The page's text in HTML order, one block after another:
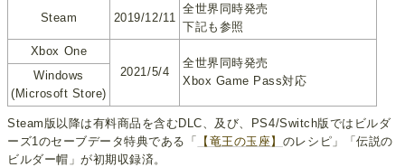
Steam 2019/12/11
全世界同時発売
下記も参照
Xbox One
2021/5/4
全世界同時発売
Xbox Game Pass対応
Windows
(Microsoft Store)
Steam版以降は有料商品を含むDLC、及び、PS4/Switch版ではビルダ
ーズ1のセーブデータ特典である「
【竜王の玉座】 のレシピ」「伝説の
ビルダー帽」が初期収録済。